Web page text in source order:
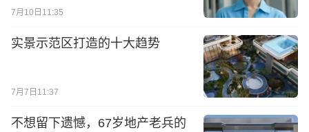
7月10日11:35
实景示范区打造的十大趋势
7月7日11:37
不想留下遗憾，67岁地产老兵的